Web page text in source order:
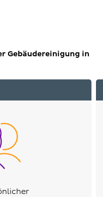
Gebäudereinigung in